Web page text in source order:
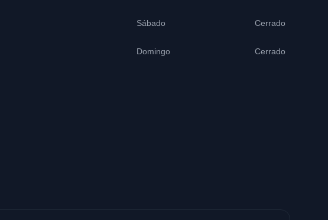
Sábado Cerrado
Domingo Cerrado